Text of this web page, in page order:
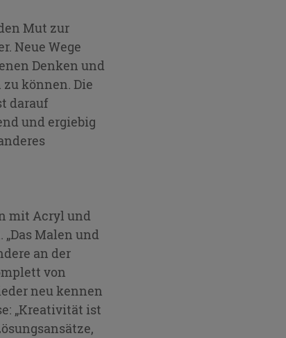
Mut zur
Neue Wege
Denken und
können. Die
darauf
und ergiebig
mit Acryl und
Malen und
an der
von
neu kennen
„Kreativität ist